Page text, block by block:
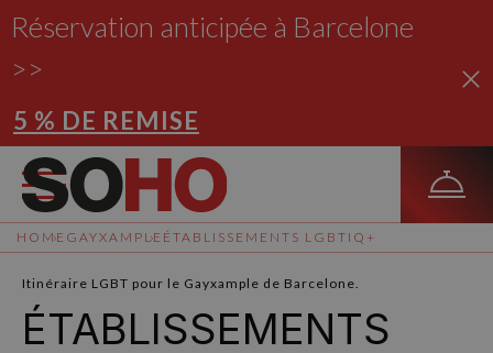
Réservation anticipée à Barcelone
>>
5 % DE REMISE
HOME GAYXAMPLE ÉTABLISSEMENTS LGBTIQ+
Itinéraire LGBT pour le Gayxample de Barcelone.
ÉTABLISSEMENTS